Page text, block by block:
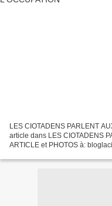
LES CIOTADENS PARLENT
article dans LES CIOTADENS
ARTICLE et PHOTOS à: